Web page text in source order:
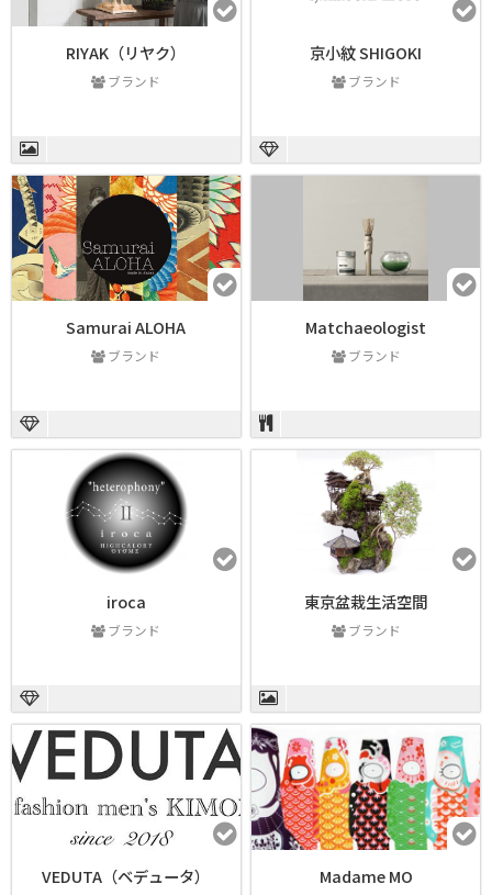
RIYAK（リヤク）
ブランド
京小紋 SHIGOKI
ブランド
Samurai ALOHA
ブランド
Matchaeologist
ブランド
iroca
ブランド
東京盆栽生活空間
ブランド
VEDUTA（ベデュータ） Madame MO